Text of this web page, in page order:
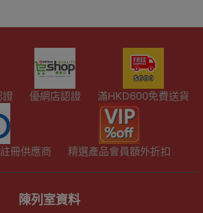
證 優網店認證 滿HKD600免費送貨
冊供應商 精選產品會員額外折扣
陳列室資料